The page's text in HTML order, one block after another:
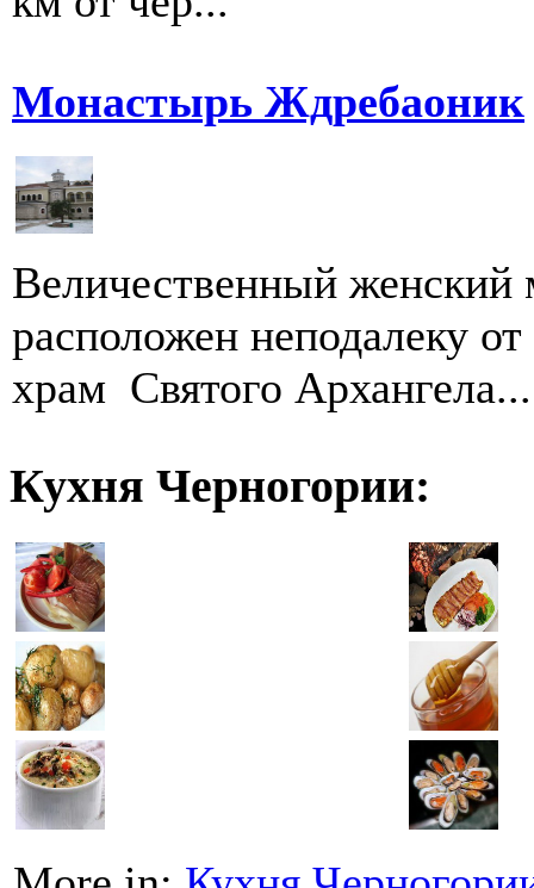
Монастырь Ждребаоник
Величественный
расположен неподалеку
храм Святого Архангела...
Кухня Черногории: